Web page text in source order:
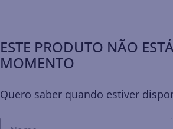
ESTE PRODUTO NÃO
MOMENTO
Quero saber quando estiver